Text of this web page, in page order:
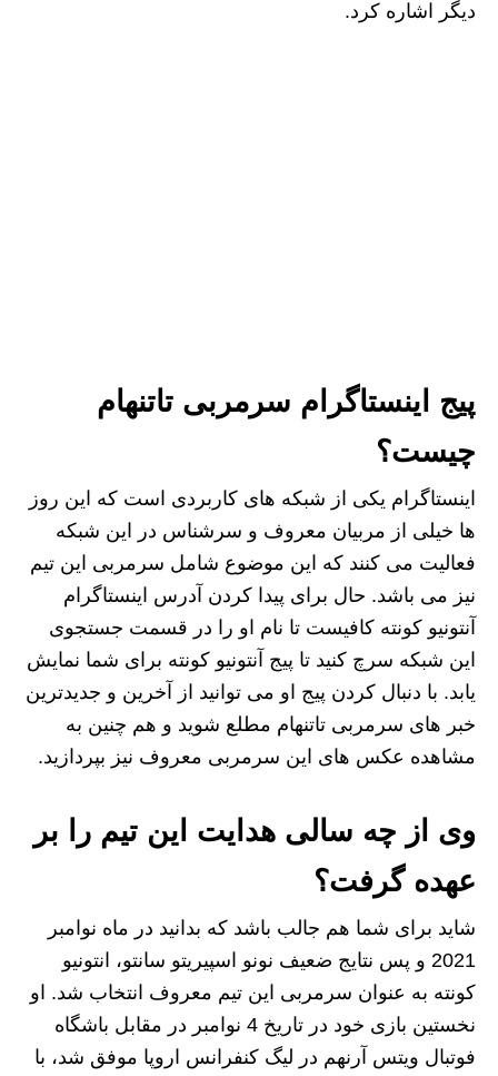
دیگر اشاره کرد.
پیج اینستاگرام سرمربی تاتنهام
چیست؟
اینستاگرام یکی از شبکه های کاربردی است که این روز
ها خیلی از مربیان معروف و سرشناس در این شبکه
فعالیت می‌ کنند که این موضوع شامل سرمربی این تیم
نیز می‌ باشد. حال برای پیدا کردن آدرس اینستاگرام
آنتونیو کونته کافیست تا نام او را در قسمت جستجوی
این شبکه سرچ کنید تا پیج آنتونیو کونته برای شما نمایش
یابد. با دنبال کردن پیج او می توانید از آخرین و جدیدترین
خبر های سرمربی تاتنهام مطلع شوید و هم چنین به
مشاهده عکس های این سرمربی معروف نیز بپردازید.
وی از چه سالی هدایت این تیم را بر
عهده گرفت؟
شاید برای شما هم جالب باشد که بدانید در ماه نوامبر
2021 و پس نتایج ضعیف نونو اسپیریتو سانتو، انتونیو
کونته به عنوان سرمربی این تیم معروف انتخاب شد. او
نخستین بازی خود در تاریخ 4 نوامبر در مقابل باشگاه
فوتبال ویتس آرنهم در لیگ کنفرانس اروپا موفق شد، با